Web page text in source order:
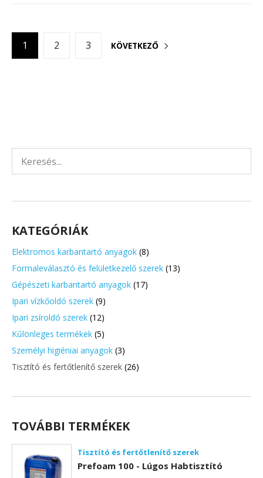
1 2 3 KÖVETKEZŐ
Search
for:
KATEGÓRIÁK
Elektromos karbantartó anyagok (8)
Formaleválasztó és felületkezelő szerek (13)
Gépészeti karbantartó anyagok (17)
Ipari vízkőoldó szerek (9)
Ipari zsíroldó szerek (12)
Kűlönleges termékek (5)
Személyi higiéniai anyagok (3)
Tisztító és fertőtlenítő szerek (26)
TOVÁBBI TERMÉKEK
Tisztító és fertőtlenítő szerek
Prefoam 100 - Lúgos Habtisztító